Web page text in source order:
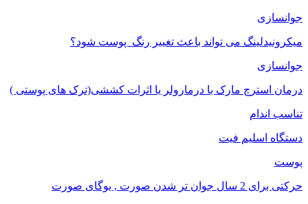
جوانسازی
میکرونیدلینگ می تواند باعث تغییر رنگ ‍ پوست شود؟
جوانسازی
درمان استرچ مارک با درمارولر یا اثرات کششی(ترک های پوستی )
تناسب اندام
دستگاه اسلیم فیت
پوست
حرکتی برای 2 سال جوان تر شدن صورت , یوگای صورت